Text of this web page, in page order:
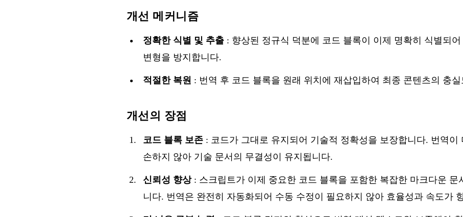
개선 메커니즘
정확한 식별 및 추출 : 향상된 정규식 덕분에 코드 블록이 이제 명확히 식별되
변형을 방지합니다.
적절한 복원 : 번역 후 코드 블록을 원래 위치에 재삽입하여 최종 콘텐츠의 충
개선의 장점
코드 블록 보존 : 코드가 그대로 유지되어 기술적 정확성을 보장합니다. 번역이
손하지 않아 기술 문서의 무결성이 유지됩니다.
신뢰성 향상: 스크립트가 이제 중요한 코드 블록을 포함한 복잡한 마크다운 문
니다. 번역은 완전히 자동화되어 수동 수정이 필요하지 않아 효율성과 속도가